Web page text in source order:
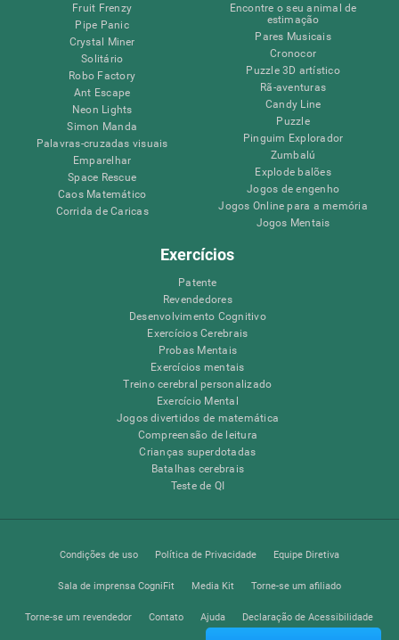
Fruit Frenzy
Pipe Panic
Crystal Miner
Solitário
Robo Factory
Ant Escape
Neon Lights
Simon Manda
Palavras-cruzadas visuais
Emparelhar
Space Rescue
Caos Matemático
Corrida de Caricas
Encontre o seu animal de
estimação
Pares Musicais
Cronocor
Puzzle 3D artístico
Rã-aventuras
Candy Line
Puzzle
Pinguim Explorador
Zumbalú
Explode balões
Jogos de engenho
Jogos Online para a memória
Jogos Mentais
Exercícios
Patente
Revendedores
Desenvolvimento Cognitivo
Exercícios Cerebrais
Probas Mentais
Exercícios mentais
Treino cerebral personalizado
Exercício Mental
Jogos divertidos de matemática
Compreensão de leitura
Crianças superdotadas
Batalhas cerebrais
Teste de QI
Condições de uso Política de Privacidade Equipe Diretiva
Sala de imprensa CogniFit Media Kit Torne-se um afiliado
Torne-se um revendedor Contato Ajuda Declaração de Acessibilidade